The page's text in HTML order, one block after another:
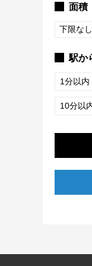
面積
駅か
1分以内
10分以